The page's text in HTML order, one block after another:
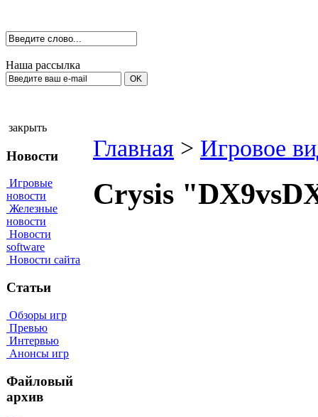
Наша рассылка
закрыть
Новости
Игровые
новости
Железные
новости
Новости
software
Новости сайта
Статьи
Обзоры игр
Превью
Интервью
Анонсы игр
Файловый
архив
Главная > Игровое
Crysis